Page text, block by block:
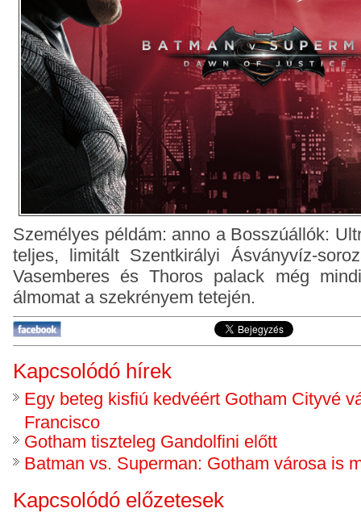
Személyes példám: anno a Bosszúállók:
teljes, limitált Szentkirályi Ásványvíz-
Vasemberes és Thoros palack még
álmomat a szekrényem tetején.
Kapcsolódó hírek
Egy beteg kisfiú kedvéért Gotham Cityvé
Francisco
Gotham tiszteleg Gandolfini előtt
Batman vs. Superman: Gotham városa is
Kapcsolódó előzetesek